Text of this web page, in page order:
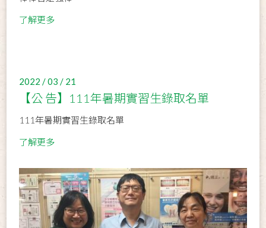
了解更多
2022 / 03 / 21
【公 告】111年暑期實習生錄取名單
111年暑期實習生錄取名單
了解更多